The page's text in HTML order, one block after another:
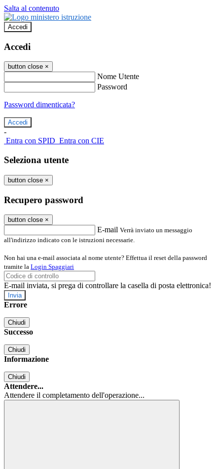
Salta al contenuto
Accedi
Accedi
button close ×
Nome Utente
Password
Password dimenticata?
-
Entra con SPID Entra con CIE
Seleziona utente
button close ×
Recupero password
button close ×
E-mail Verrà inviato un messaggio
all'indirizzo indicato con le istruzioni necessarie.
Non hai una e-mail associata al nome utente? Effettua il reset della password
tramite la Login Spaggiari
E-mail inviata, si prega di controllare la casella di posta elettronica!
Errore
Chiudi
Successo
Chiudi
Informazione
Chiudi
Attendere...
Attendere il completamento dell'operazione...